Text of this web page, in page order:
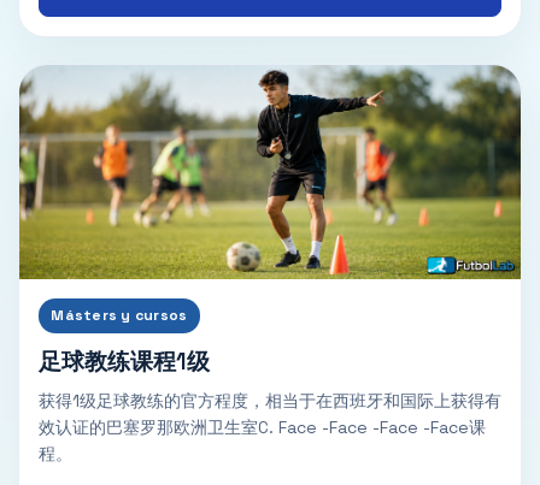
Másters y cursos
足球教练课程1级
获得1级足球教练的官方程度，相当于在西班牙和国际上获得有
效认证的巴塞罗那欧洲卫生室C. Face -Face -Face -Face课
程。